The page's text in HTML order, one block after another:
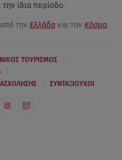
ίδια περίοδο.
από την Ελλάδα και τον Κόσμο.
ΤΟΥΡΙΣΜΟΣ
ΣΥΝΤΑΞΙΟΥΧΟΙ